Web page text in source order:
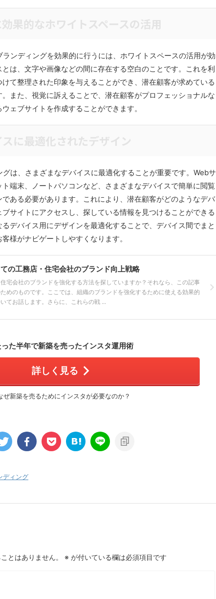
ンディングを効果的に行うには、ホワイトスペースの活用が効
は、文字や画像などの間に存在する空白のことです。これを利
て整理された印象を与えることができ、潜在顧客が求めている
また、視覚に訴えることで、潜在顧客がプロフェッショナルな
ェブサイトを作成することができます。
は、さまざまなデバイスに最適化することが重要です。Webサ
端末、ノートパソコンなど、さまざまなデバイスで簡単に閲覧
ある必要があります。これにより、潜在顧客がどのようなデバ
サイトにアクセスし、探している情報を見つけることができる
デバイス用にデザインを最適化することで、デバイス間でまと
様がナビゲートしやすくなります。
の工務店・住宅会社のブランド向上戦略
宅会社のブランドを強化する方法を探していますか？それなら、この記事
めのものです。ここでは、組織のブランドを強化するために使える効果的
てお話します。さらに、これらの戦 ...
った半年で新築を売ったインスタ運用術
詳しく見る
ぜ新築を売るためにインスタが必要なのか？
ディング
とはありません。 ※ が付いている欄は必須項目です